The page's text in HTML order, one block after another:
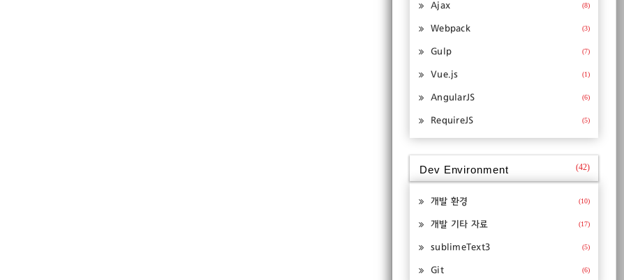
Ajax (8)
Webpack (3)
Gulp (7)
Vue.js (1)
AngularJS (6)
RequireJS (5)
Dev Environment (42)
개발 환경 (10)
개발 기타 자료 (17)
sublimeText3 (5)
Git (6)